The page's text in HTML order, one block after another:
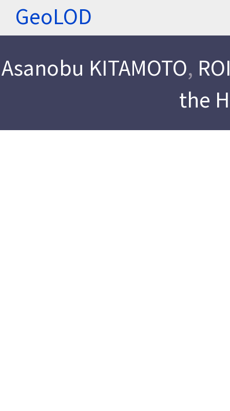
GeoLOD
Asanobu KITAMOTO,
the